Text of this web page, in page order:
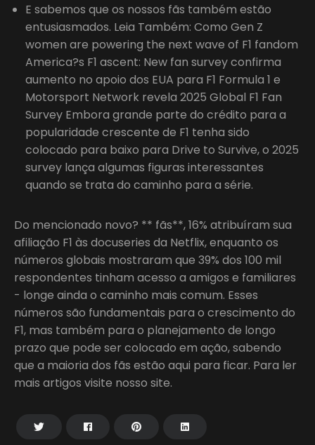
E sabemos que os nossos fãs também estão
entusiasmados. Leia Também: Como Gen Z
women are powering the next wave of F1 fandom
America?s F1 ascent: New fan survey confirma
aumento no apoio dos EUA para F1 Formula 1 e
Motorsport Network revela 2025 Global F1 Fan
Survey Embora grande parte do crédito para a
popularidade crescente de F1 tenha sido
colocado para baixo para Drive to Survive, o 2025
survey lança algumas figuras interessantes
quando se trata do caminho para a série.
Do mencionado novo? ** fãs**, 16% atribuíram sua
afiliação F1 às docuseries da Netflix, enquanto os
números globais mostraram que 39% dos 100 mil
respondentes tinham acesso a amigos e familiares
- longe ainda o caminho mais comum. Esses
números são fundamentais para o crescimento do
F1, mas também para o planejamento de longo
prazo que pode ser colocado em ação, sabendo
que a maioria dos fãs estão aqui para ficar. Para ler
mais artigos visite nosso site.